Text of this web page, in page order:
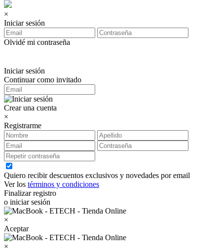
×
Iniciar sesión
Olvidé mi contraseña
Iniciar sesión
Continuar como invitado
Crear una cuenta
×
Registrarme
Quiero recibir descuentos exclusivos y novedades por email
Ver los términos y condiciones
Finalizar registro
o iniciar sesión
×
Aceptar
×